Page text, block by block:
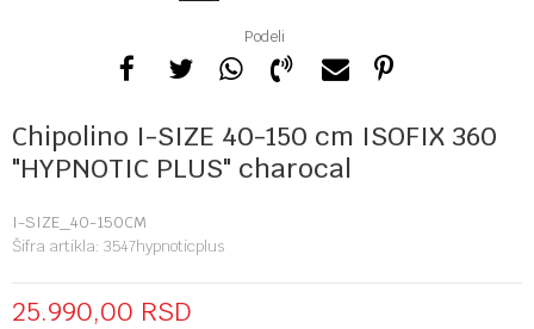
Podeli
Chipolino I-SIZE 40-150 cm ISOFIX 360
"HYPNOTIC PLUS" charocal
I-SIZE_40-150CM
Šifra artikla: 3547hypnoticplus
25.990,00 RSD